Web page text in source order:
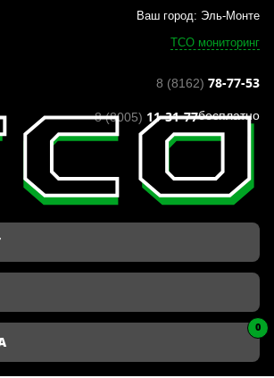
Ваш город: Эль-Монте
ТСО мониторинг
8 (8162) 78-77-53
8 (8005) 11-31-77бесплатно
0